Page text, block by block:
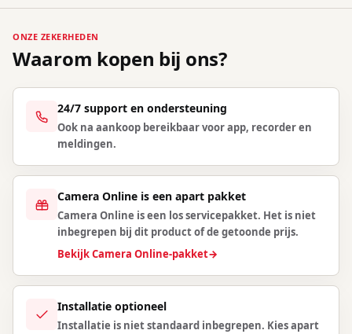
ONZE ZEKERHEDEN
Waarom kopen bij ons?
24/7 support en ondersteuning
Ook na aankoop bereikbaar voor app, recorder en
meldingen.
Camera Online is een apart pakket
Camera Online is een los servicepakket. Het is niet
inbegrepen bij dit product of de getoonde prijs.
Bekijk Camera Online-pakket→
Installatie optioneel
Installatie is niet standaard inbegrepen. Kies apart